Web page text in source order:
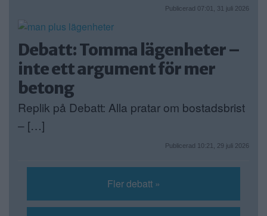
Publicerad 07:01, 31 juli 2026
Debatt: Tomma lägenheter –
inte ett argument för mer
betong
Replik på Debatt: Alla pratar om bostadsbrist
– […]
Publicerad 10:21, 29 juli 2026
Fler debatt »